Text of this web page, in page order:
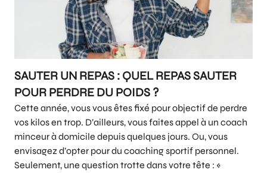
SAUTER UN REPAS : QUEL REPAS SAUTER
POUR PERDRE DU POIDS ?
Cette année, vous vous êtes fixé pour objectif de perdre
vos kilos en trop. D’ailleurs, vous faites appel à un coach
minceur à domicile depuis quelques jours. Ou, vous
envisagez d’opter pour du coaching sportif personnel.
Seulement, une question trotte dans votre tête : «